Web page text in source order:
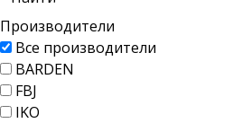
Производители
Все производители
BARDEN
FBJ
IKO